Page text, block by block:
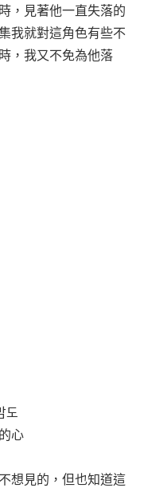
，見著他一直失落的
我就對這角色有些不
，我又不免為他落
도
心
想見的，但也知道這